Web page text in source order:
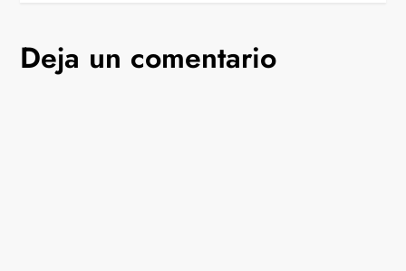
e
Deja un comentario